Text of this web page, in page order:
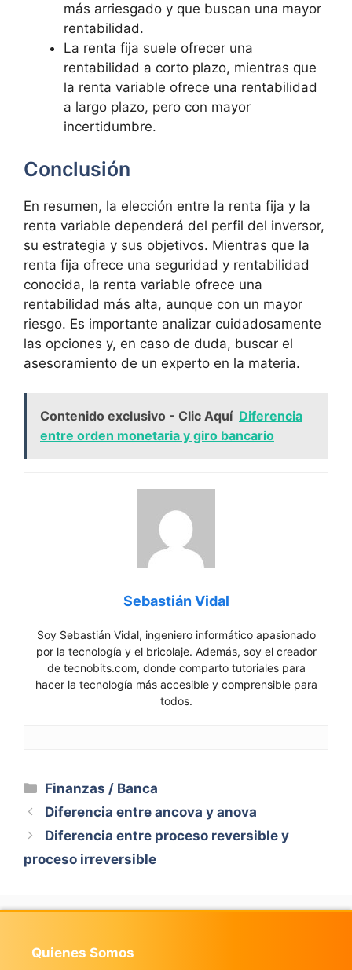
más arriesgado y que buscan una mayor
rentabilidad.
La renta fija suele ofrecer una
rentabilidad a corto plazo, mientras que
la renta variable ofrece una rentabilidad
a largo plazo, pero con mayor
incertidumbre.
Conclusión
En resumen, la elección entre la renta fija y la
renta variable dependerá del perfil del inversor,
su estrategia y sus objetivos. Mientras que la
renta fija ofrece una seguridad y rentabilidad
conocida, la renta variable ofrece una
rentabilidad más alta, aunque con un mayor
riesgo. Es importante analizar cuidadosamente
las opciones y, en caso de duda, buscar el
asesoramiento de un experto en la materia.
Contenido exclusivo - Clic Aquí Diferencia
entre orden monetaria y giro bancario
Sebastián Vidal
Soy Sebastián Vidal, ingeniero informático apasionado
por la tecnología y el bricolaje. Además, soy el creador
de tecnobits.com, donde comparto tutoriales para
hacer la tecnología más accesible y comprensible para
todos.
Categorías
Finanzas / Banca
Diferencia entre ancova y anova
Diferencia entre proceso reversible y
proceso irreversible
Quienes Somos